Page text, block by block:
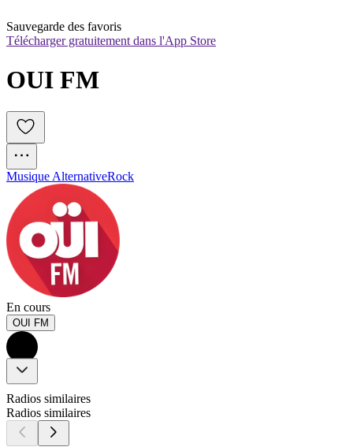
Sauvegarde des favoris
Télécharger gratuitement dans l'App Store
OUI FM
Musique AlternativeRock
En cours
OUI FM
Radios similaires
Radios similaires